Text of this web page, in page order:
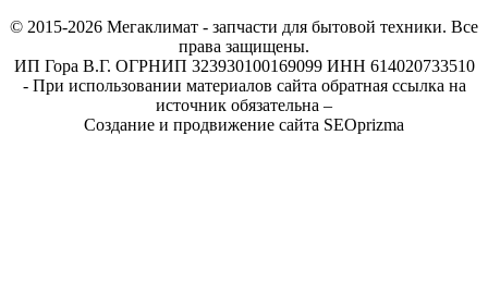
© 2015-2026 Мегаклимат - запчасти для бытовой техники. Все
права защищены.
ИП Гора В.Г. ОГРНИП 323930100169099 ИНН 614020733510
- При использовании материалов сайта обратная ссылка на
источник обязательна –
Создание и продвижение сайта SEOprizma